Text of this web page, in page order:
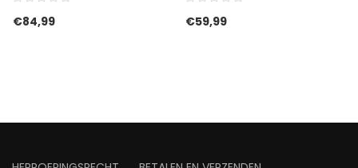
€84,99 €59,99